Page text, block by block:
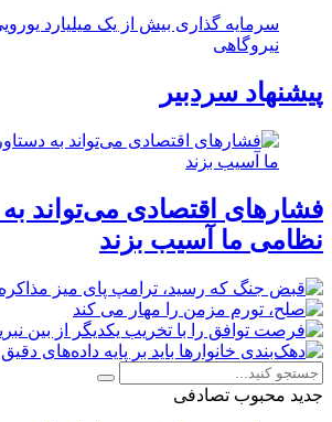
سرمایه گذاری بیش از یک میلیارد
نیروگاهی
پیشنهاد سردبیر
فشارهای اقتصادی می‌تواند
نظامی ما آسیب بزند
جدید محبوب تصادفی